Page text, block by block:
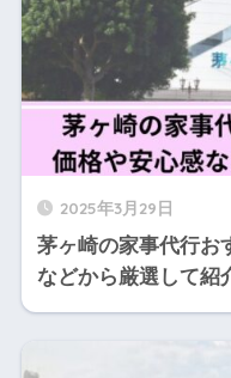
2025年3月29日
茅ヶ崎の家事代行お
などから厳選して紹